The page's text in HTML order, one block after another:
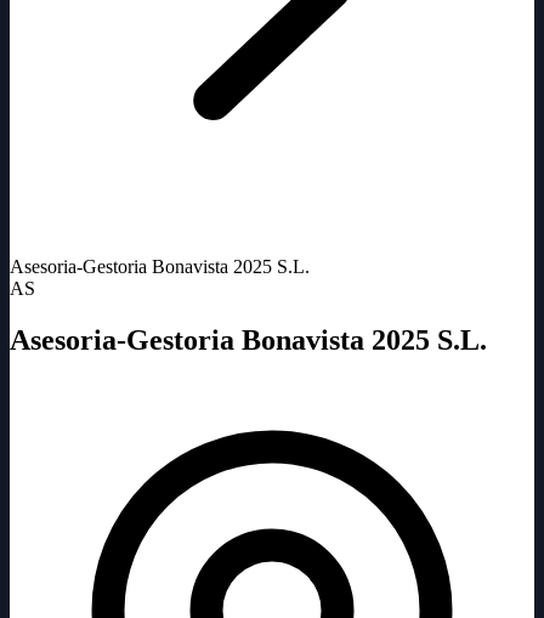
Asesoria-Gestoria Bonavista 2025 S.L.
AS
Asesoria-Gestoria Bonavista 2025 S.L.